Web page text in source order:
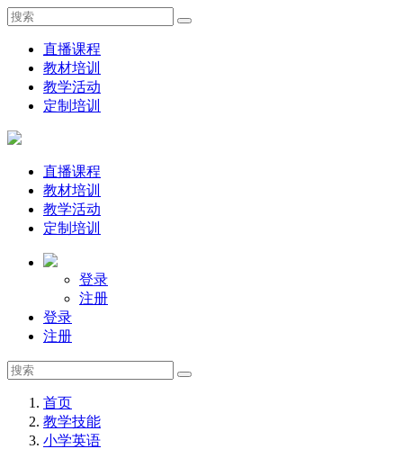
直播课程
教材培训
教学活动
定制培训
直播课程
教材培训
教学活动
定制培训
登录
注册
登录
注册
首页
教学技能
小学英语